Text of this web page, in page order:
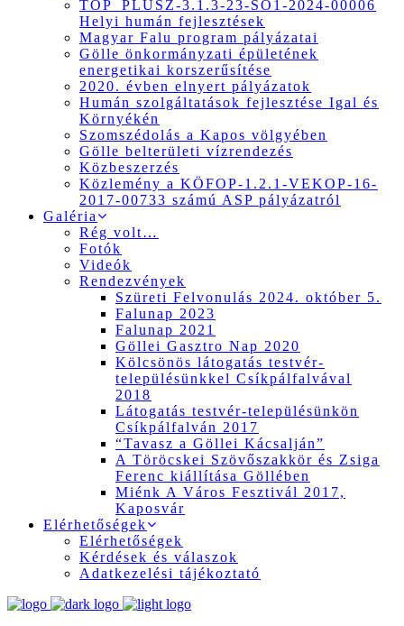
TOP_PLUSZ-3.1.3-23-SO1-2024-00006
Helyi humán fejlesztések
Magyar Falu program pályázatai
Gölle önkormányzati épületének
energetikai korszerűsítése
2020. évben elnyert pályázatok
Humán szolgáltatások fejlesztése Igal és
Környékén
Szomszédolás a Kapos völgyében
Gölle belterületi vízrendezés
Közbeszerzés
Közlemény a KÖFOP-1.2.1-VEKOP-16-
2017-00733 számú ASP pályázatról
Galéria
Rég volt…
Fotók
Videók
Rendezvények
Szüreti Felvonulás 2024. október 5.
Falunap 2023
Falunap 2021
Göllei Gasztro Nap 2020
Kölcsönös látogatás testvér-
településünkkel Csíkpálfalvával
2018
Látogatás testvér-településünkön
Csíkpálfalván 2017
“Tavasz a Göllei Kácsalján”
A Töröcskei Szövőszakkör és Zsiga
Ferenc kiállítása Göllében
Miénk A Város Fesztivál 2017,
Kaposvár
Elérhetőségek
Elérhetőségek
Kérdések és válaszok
Adatkezelési tájékoztató